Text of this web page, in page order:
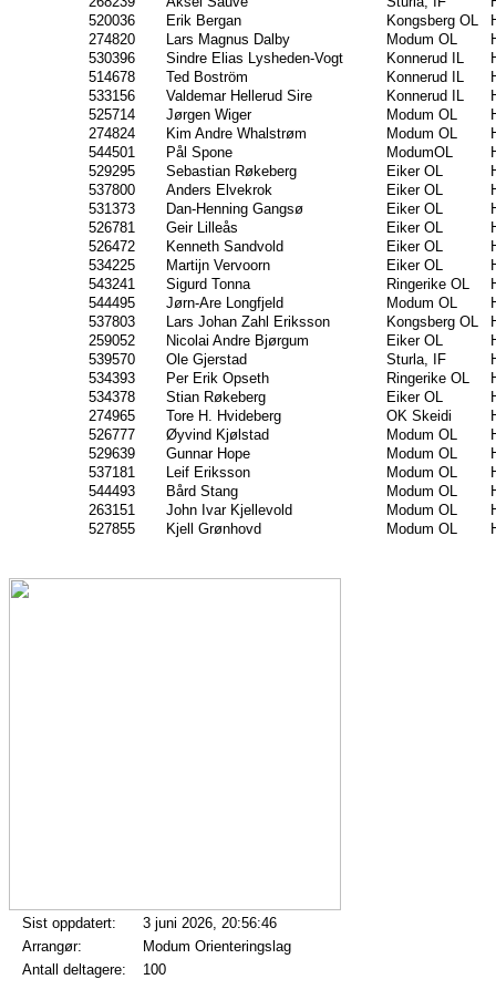
520036
Erik Bergan Kongsberg OL
274820
Lars Magnus Dalby Modum OL
530396
Sindre Elias Lysheden-Vogt Konnerud IL
514678
Ted Boström Konnerud IL
533156
Valdemar Hellerud Sire Konnerud IL
525714
Jørgen Wiger Modum OL
274824
Kim Andre Whalstrøm Modum OL
544501
Pål Spone ModumOL
529295
Sebastian Røkeberg Eiker OL
537800
Anders Elvekrok Eiker OL
531373
Dan-Henning Gangsø Eiker OL
526781
Geir Lilleås Eiker OL
526472
Kenneth Sandvold Eiker OL
534225
Martijn Vervoorn Eiker OL
543241
Sigurd Tonna Ringerike OL
544495
Jørn-Are Longfjeld Modum OL
537803
Lars Johan Zahl Eriksson Kongsberg OL
259052
Nicolai Andre Bjørgum Eiker OL
539570
Ole Gjerstad Sturla, IF
534393
Per Erik Opseth Ringerike OL
534378
Stian Røkeberg Eiker OL
274965
Tore H. Hvideberg OK Skeidi
526777
Øyvind Kjølstad Modum OL
529639
Gunnar Hope Modum OL
537181
Leif Eriksson Modum OL
544493
Bård Stang Modum OL
263151
John Ivar Kjellevold Modum OL
527855
Kjell Grønhovd Modum OL
Sist oppdatert:
3 juni 2026, 20:56:46
Arrangør:
Modum Orienteringslag
Antall deltagere:
100